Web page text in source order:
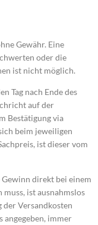
Gewähr. Eine
oder die
ist nicht möglich.
Tag nach Ende des
auf der
Bestätigung via
beim jeweiligen
ist dieser vom
direkt bei einem
ist ausnahmslos
der Versandkosten
angegeben, immer